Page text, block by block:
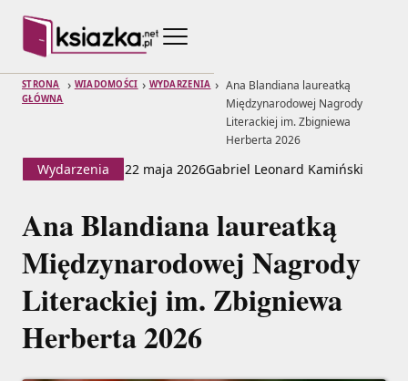
STRONA
GŁÓWNA
› WIADOMOŚCI › WYDARZENIA › Ana Blandiana laureatką
Międzynarodowej Nagrody
Literackiej im. Zbigniewa
Herberta 2026
Wydarzenia 22 maja 2026Gabriel Leonard Kamiński
Ana Blandiana laureatką
Międzynarodowej Nagrody
Literackiej im. Zbigniewa
Herberta 2026